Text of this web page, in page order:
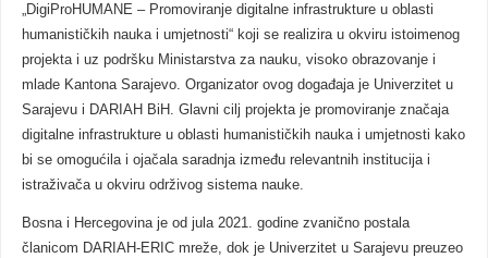
„DigiProHUMANE – Promoviranje digitalne infrastrukture u oblasti
humanističkih nauka i umjetnosti“ koji se realizira u okviru istoimenog
projekta i uz podršku Ministarstva za nauku, visoko obrazovanje i
mlade Kantona Sarajevo. Organizator ovog događaja je Univerzitet u
Sarajevu i DARIAH BiH. Glavni cilj projekta je promoviranje značaja
digitalne infrastrukture u oblasti humanističkih nauka i umjetnosti kako
bi se omogućila i ojačala saradnja između relevantnih institucija i
istraživača u okviru održivog sistema nauke.
Bosna i Hercegovina je od jula 2021. godine zvanično postala
članicom DARIAH-ERIC mreže, dok je Univerzitet u Sarajevu preuzeo